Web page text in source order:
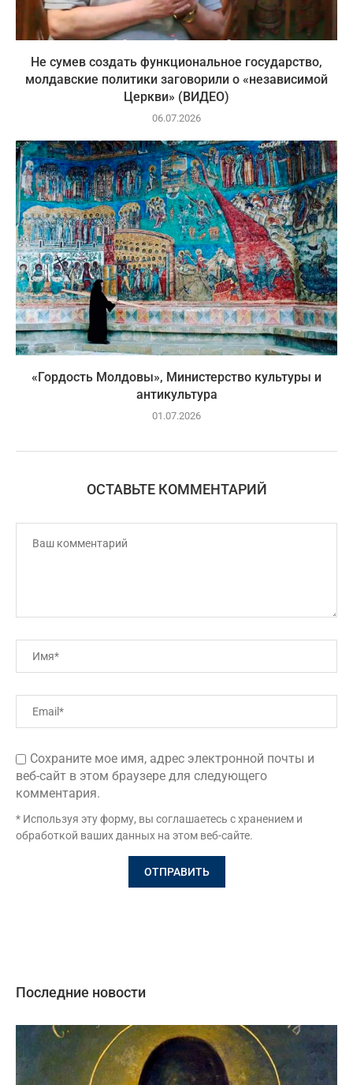
Не сумев создать функциональное государство,
молдавские политики заговорили о «независимой
Церкви» (ВИДЕО)
06.07.2026
«Гордость Молдовы», Министерство культуры и
антикультура
01.07.2026
ОСТАВЬТЕ КОММЕНТАРИЙ
Сохраните мое имя, адрес электронной почты и
веб-сайт в этом браузере для следующего
комментария.
* Используя эту форму, вы соглашаетесь с хранением и
обработкой ваших данных на этом веб-сайте.
Последние новости